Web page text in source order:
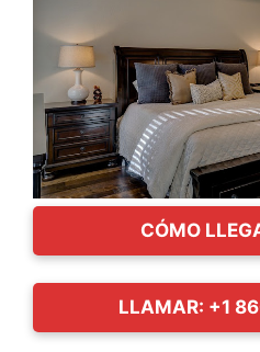
CÓMO
LLAMAR: +1